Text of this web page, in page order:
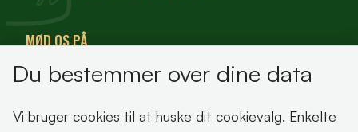
MØD OS PÅ
VisitFjordlandet
Oplev Lejre
Du bestemmer over dine data
Vi bruger cookies til at huske dit cookievalg. Enkelte